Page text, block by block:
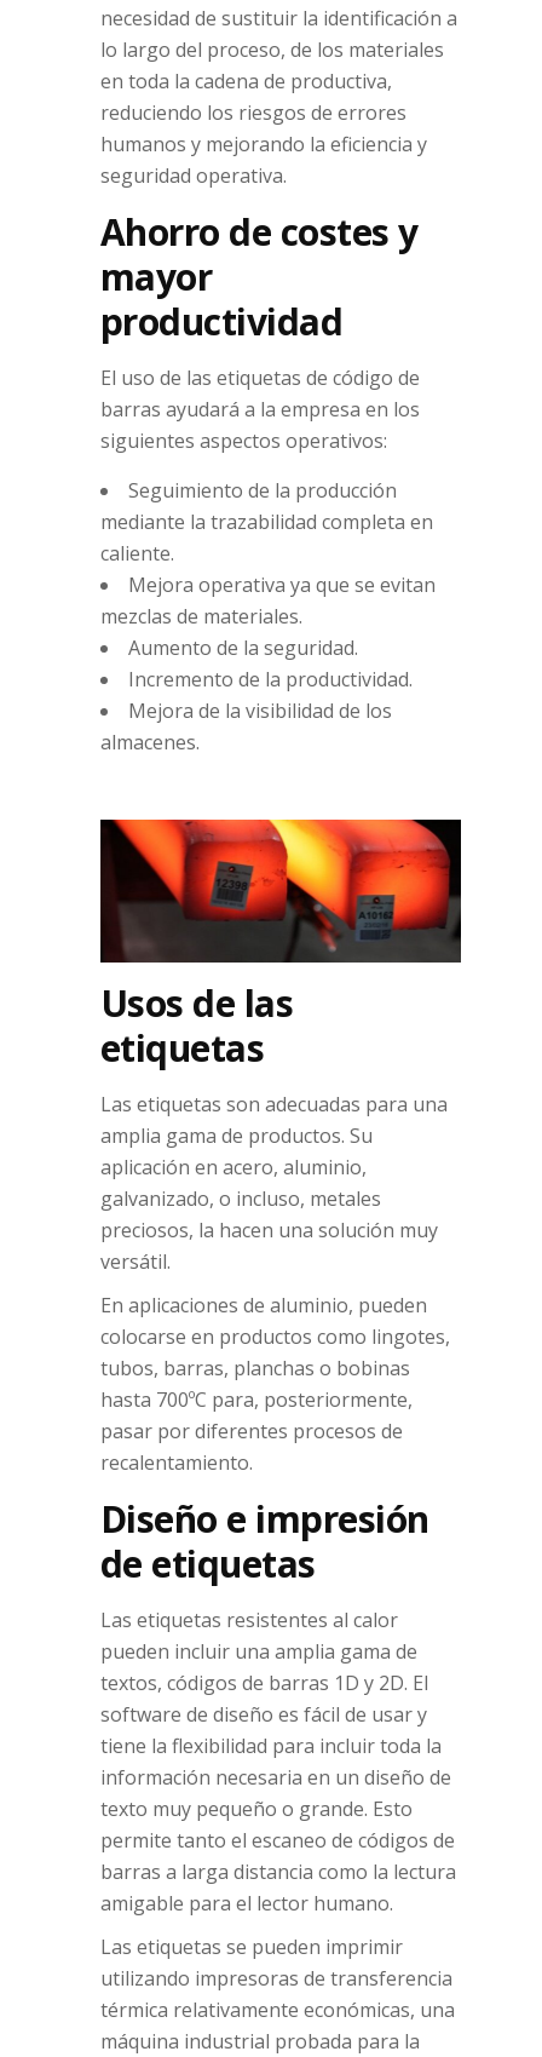
necesidad de sustituir la identificación a
lo largo del proceso, de los materiales
en toda la cadena de productiva,
reduciendo los riesgos de errores
humanos y mejorando la eficiencia y
seguridad operativa.
Ahorro de costes y
mayor
productividad
El uso de las etiquetas de código de
barras ayudará a la empresa en los
siguientes aspectos operativos:
Seguimiento de la producción
mediante la trazabilidad completa en
caliente.
Mejora operativa ya que se evitan
mezclas de materiales.
Aumento de la seguridad.
Incremento de la productividad.
Mejora de la visibilidad de los
almacenes.
Usos de las
etiquetas
Las etiquetas son adecuadas para una
amplia gama de productos. Su
aplicación en acero, aluminio,
galvanizado, o incluso, metales
preciosos, la hacen una solución muy
versátil.
En aplicaciones de aluminio, pueden
colocarse en productos como lingotes,
tubos, barras, planchas o bobinas
hasta 700ºC para, posteriormente,
pasar por diferentes procesos de
recalentamiento.
Diseño e impresión
de etiquetas
Las etiquetas resistentes al calor
pueden incluir una amplia gama de
textos, códigos de barras 1D y 2D. El
software de diseño es fácil de usar y
tiene la flexibilidad para incluir toda la
información necesaria en un diseño de
texto muy pequeño o grande. Esto
permite tanto el escaneo de códigos de
barras a larga distancia como la lectura
amigable para el lector humano.
Las etiquetas se pueden imprimir
utilizando impresoras de transferencia
térmica relativamente económicas, una
máquina industrial probada para la